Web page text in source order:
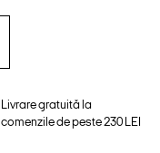
Livrare gratuită la
comenzile de peste 230 LEI